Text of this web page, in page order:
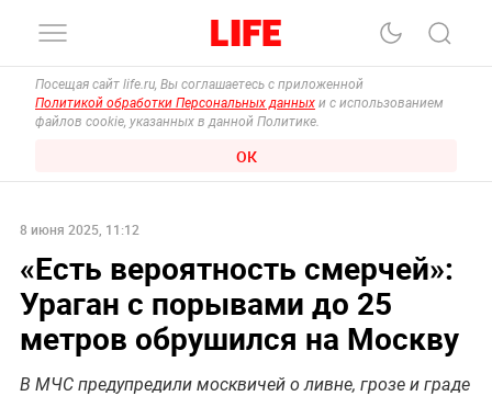
Посещая сайт life.ru, Вы соглашаетесь с приложенной
Политикой обработки Персональных данных и с использованием
файлов cookie, указанных в данной Политике.
ОК
8 июня 2025, 11:12
«Есть вероятность смерчей»:
Ураган с порывами до 25
метров обрушился на Москву
В МЧС предупредили москвичей о ливне, грозе и граде